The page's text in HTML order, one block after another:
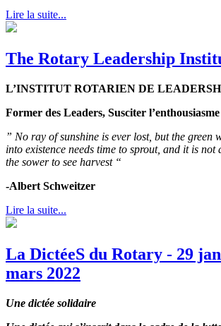
Lire la suite...
The Rotary Leadership
L’INSTITUT ROTARIEN DE
Former des Leaders, Susciter l’enthousiasme
” No ray of sunshine is ever lost, but the green
into existence needs time to sprout, and it is not
the sower to see harvest “
-Albert Schweitzer
Lire la suite...
La DictéeS du Rotary - 29
mars 2022
Une dictée solidaire